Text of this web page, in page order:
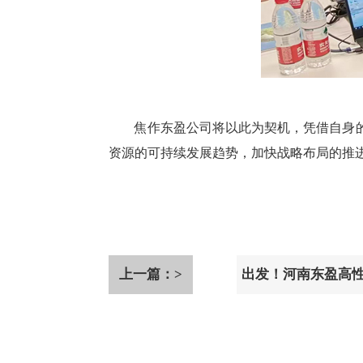
焦作东盈公司将以此为契机，凭借自身
资源的可持续发展趋势，加快战略布局的
上一篇：> 出发！河南东盈高